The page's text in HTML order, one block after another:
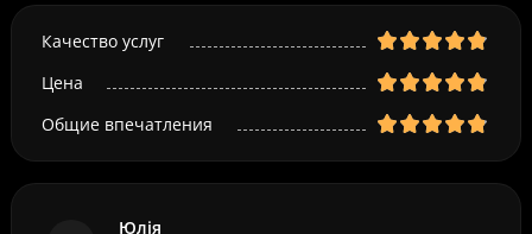
Качество услуг
Цена
Общие впечатления
Юлія